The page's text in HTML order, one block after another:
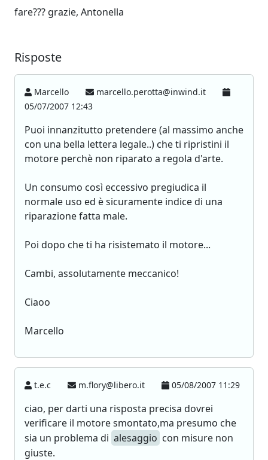
fare??? grazie, Antonella
Risposte
Marcello
marcello.perotta@inwind.it
05/07/2007 12:43
Puoi innanzitutto pretendere (al massimo anche
con una bella lettera legale..) che ti ripristini il
motore perchè non riparato a regola d'arte.
Un consumo così eccessivo pregiudica il
normale uso ed è sicuramente indice di una
riparazione fatta male.
Poi dopo che ti ha risistemato il motore...
Cambi, assolutamente meccanico!
Ciaoo
Marcello
t.e.c m.flory@libero.it 05/08/2007 11:29
ciao, per darti una risposta precisa dovrei
verificare il motore smontato,ma presumo che
sia un problema di alesaggio con misure non
giuste.